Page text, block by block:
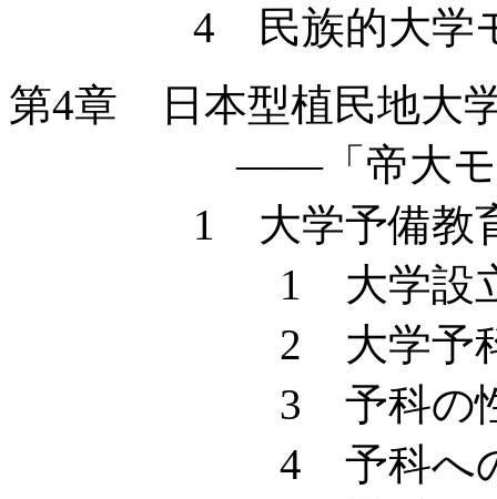
4 民族的大学モ
第4章 日本型植民地大
——「帝大モデル
1 大学予備教育と
1 大学設立
2 大学予科開
3 予科の性
4 予科への進